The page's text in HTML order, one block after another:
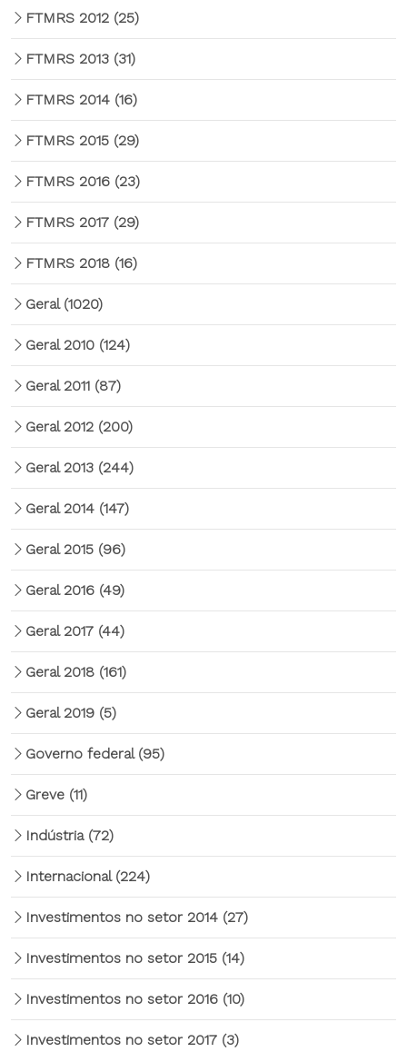
FTMRS 2012 (25)
FTMRS 2013 (31)
FTMRS 2014 (16)
FTMRS 2015 (29)
FTMRS 2016 (23)
FTMRS 2017 (29)
FTMRS 2018 (16)
Geral (1020)
Geral 2010 (124)
Geral 2011 (87)
Geral 2012 (200)
Geral 2013 (244)
Geral 2014 (147)
Geral 2015 (96)
Geral 2016 (49)
Geral 2017 (44)
Geral 2018 (161)
Geral 2019 (5)
Governo federal (95)
Greve (11)
Indústria (72)
Internacional (224)
Investimentos no setor 2014 (27)
Investimentos no setor 2015 (14)
Investimentos no setor 2016 (10)
Investimentos no setor 2017 (3)